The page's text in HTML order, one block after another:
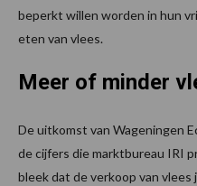
beperkt willen worden in hun
eten van vlees.
Meer of minder
De uitkomst van Wageningen
de cijfers die marktbureau IRI
bleek dat de verkoop van